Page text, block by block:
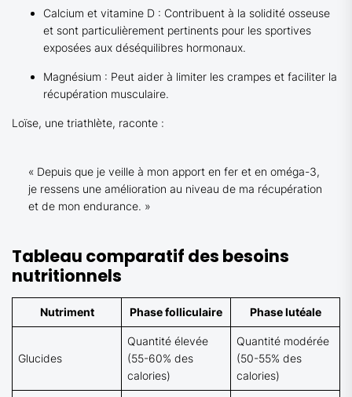
Calcium et vitamine D : Contribuent à la solidité osseuse
et sont particulièrement pertinents pour les sportives
exposées aux déséquilibres hormonaux.
Magnésium : Peut aider à limiter les crampes et faciliter la
récupération musculaire.
Loïse, une triathlète, raconte :
« Depuis que je veille à mon apport en fer et en oméga-3,
je ressens une amélioration au niveau de ma récupération
et de mon endurance. »
Tableau comparatif des besoins
nutritionnels
Nutriment Phase folliculaire Phase lutéale
Glucides
Quantité élevée
(55-60% des
calories)
Quantité modérée
(50-55% des
calories)